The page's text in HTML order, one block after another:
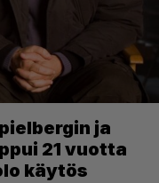
ja
21 vuotta
käytös